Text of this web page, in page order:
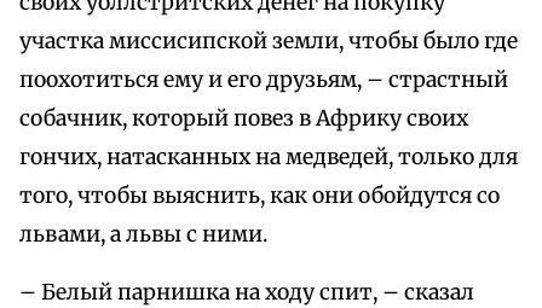
участка миссисипской земли, чтобы было где
поохотиться ему и его друзьям, – страстный
собачник, который повез в Африку своих
гончих, натасканных на медведей, только для
того, чтобы выяснить, как они обойдутся со
львами, а львы с ними.
– Белый парнишка на ходу спит, – сказал